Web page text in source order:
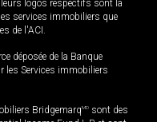
logos respectifs sont la
services immobiliers que
de l'ACI.
déposée de la Banque
les Services immobiliers
BridgemarqMD sont des